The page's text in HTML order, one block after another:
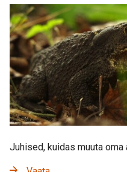
Juhised, kuidas muuta oma